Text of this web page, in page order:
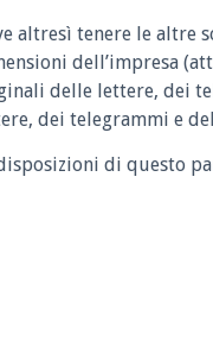
altresì tenere le altre
dell’impresa
delle lettere, dei
dei telegrammi e
di questo